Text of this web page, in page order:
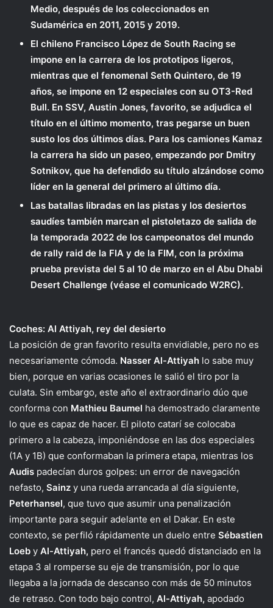
Medio, después de los coleccionados en
Sudamérica en 2011, 2015 y 2019.
El chileno Francisco López de South Racing se
impone en la carrera de los prototipos ligeros,
mientras que el fenomenal Seth Quintero, de 19
años, se impone en 12 especiales con su OT3-Red
Bull. En SSV, Austin Jones, favorito, se adjudica el
título en el último momento, tras pegarse un buen
susto los dos últimos días. Para los camiones Kamaz
la carrera ha sido un paseo, empezando por Dmitry
Sotnikov, que ha defendido su título alzándose como
líder en la general del primero al último día.
Las batallas libradas en las pistas y los desiertos
saudíes también marcan el pistoletazo de salida de
la temporada 2022 de los campeonatos del mundo
de rally raid de la FIA y de la FIM, con la próxima
prueba prevista del 5 al 10 de marzo en el Abu Dhabi
Desert Challenge (véase el comunicado W2RC).
Coches: Al Attiyah, rey del desierto
La posición de gran favorito resulta envidiable, pero no es
necesariamente cómoda. Nasser Al-Attiyah lo sabe muy
bien, porque en varias ocasiones le salió el tiro por la
culata. Sin embargo, este año el extraordinario dúo que
conforma con Mathieu Baumel ha demostrado claramente
lo que es capaz de hacer. El piloto catarí se colocaba
primero a la cabeza, imponiéndose en las dos especiales
(1A y 1B) que conformaban la primera etapa, mientras los
Audis padecían duros golpes: un error de navegación
nefasto, Sainz y una rueda arrancada al día siguiente,
Peterhansel, que tuvo que asumir una penalización
importante para seguir adelante en el Dakar. En este
contexto, se perfiló rápidamente un duelo entre Sébastien
Loeb y Al-Attiyah, pero el francés quedó distanciado en la
etapa 3 al romperse su eje de transmisión, por lo que
llegaba a la jornada de descanso con más de 50 minutos
de retraso. Con todo bajo control, Al-Attiyah, apodado